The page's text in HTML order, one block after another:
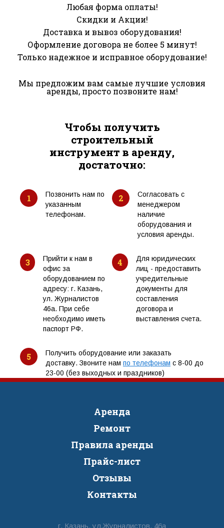
Любая форма оплаты!
Скидки и Акции!
Доставка и вывоз оборудования!
Оформление договора не более 5 минут!
Только надежное и исправное оборудование!
Мы предложим вам самые лучшие условия
аренды, просто позвоните нам!
Чтобы получить
строительный
инструмент в аренду,
достаточно:
1
Позвонить нам по
указанным
телефонам.
2
Согласовать с
менеджером
наличие
оборудования и
условия аренды.
3
Прийти к нам в
офис за
оборудованием по
адресу: г. Казань,
ул. Журналистов
46а. При себе
необходимо иметь
паспорт РФ.
4
Для юридических
лиц - предоставить
учредительные
документы для
составления
договора и
выставления счета.
5
Получить оборудование или заказать
доставку. Звоните нам по телефонам с 8-00 до
23-00 (без выходных и праздников)
Аренда
Ремонт
Правила аренды
Прайс-лист
Отзывы
Контакты
г. Казань, ул.Журналистов, 46а